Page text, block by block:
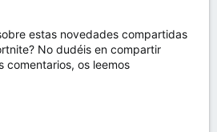
estas novedades compartidas
No dudéis en compartir
comentarios, os leemos